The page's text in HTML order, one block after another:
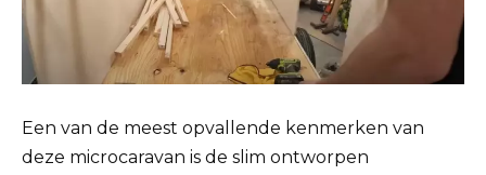
Een van de meest opvallende kenmerken van
deze microcaravan is de slim ontworpen